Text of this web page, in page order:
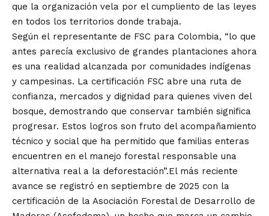
que la organización vela por el cumpliento de las leyes
en todos los territorios donde trabaja.
Según el representante de FSC para Colombia, “lo que
antes parecía exclusivo de grandes plantaciones ahora
es una realidad alcanzada por comunidades indígenas
y campesinas. La certificación FSC abre una ruta de
confianza, mercados y dignidad para quienes viven del
bosque, demostrando que conservar también significa
progresar. Estos logros son fruto del acompañamiento
técnico y social que ha permitido que familias enteras
encuentren en el manejo forestal responsable una
alternativa real a la deforestación”.El más reciente
avance se registró en septiembre de 2025 con la
certificación de la Asociación Forestal de Desarrollo de